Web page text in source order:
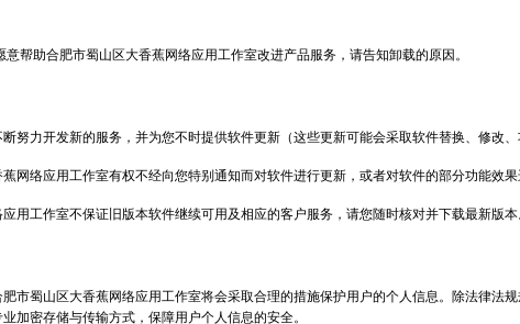
帮助合肥市蜀山区大香蕉网络应用工作室改进产品服务，请告知卸载的原因。
努力开发新的服务，并为您不时提供软件更新（这些更新可能会采取软件替换、修改、
网络应用工作室有权不经向您特别通知而对软件进行更新，或者对软件的部分功能效果
工作室不保证旧版本软件继续可用及相应的客户服务，请您随时核对并下载最新版本
市蜀山区大香蕉网络应用工作室将会采取合理的措施保护用户的个人信息。除法律法
加密存储与传输方式，保障用户个人信息的安全。